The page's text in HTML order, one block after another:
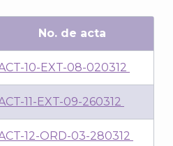
No. de acta
10-EXT-08-020312
11-EXT-09-260312
12-ORD-03-280312